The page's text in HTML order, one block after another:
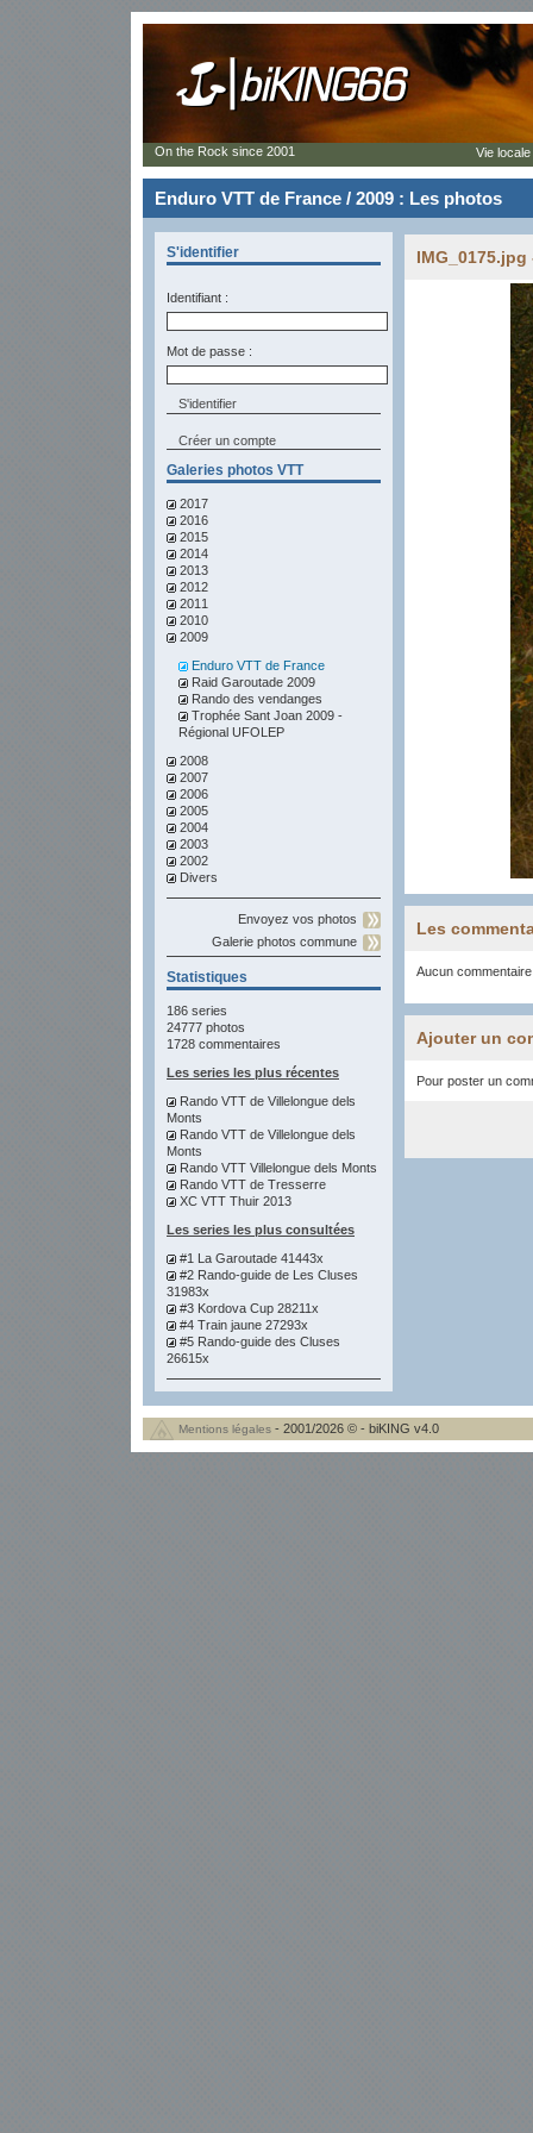
Enduro VTT de France / 2009 : Les photos
S'identifier
Identifiant :
Mot de passe :
Créer un compte
Galeries photos VTT
2017
2016
2015
2014
2013
2012
2011
2010
2009
Enduro VTT de France
Raid Garoutade 2009
Rando des vendanges
Trophée Sant Joan 2009 -
Régional UFOLEP
2008
2007
2006
2005
2004
2003
2002
Divers
Envoyez vos photos
Galerie photos commune
Statistiques
186 series
24777 photos
1728 commentaires
Les series les plus récentes
Rando VTT de Villelongue dels
Monts
Rando VTT de Villelongue dels
Monts
Rando VTT Villelongue dels Monts
Rando VTT de Tresserre
XC VTT Thuir 2013
Les series les plus consultées
#1 La Garoutade 41443x
#2 Rando-guide de Les Cluses
31983x
#3 Kordova Cup 28211x
#4 Train jaune 27293x
#5 Rando-guide des Cluses
26615x
IMG_0175.jpg
Les
Aucun
Ajouter un
Pour poster un
On the Rock since 2001 Vie
Mentions légales - 2001/2026 © - biKING v4.0